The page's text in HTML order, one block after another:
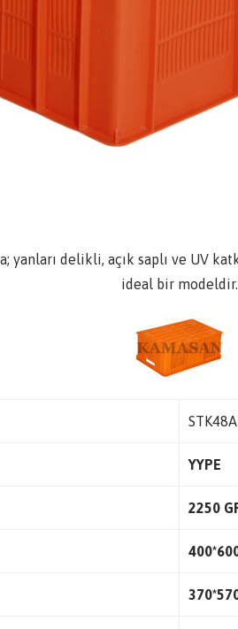
yanları delikli, açık saplı ve UV
ideal bir modeldir.
YYPE
2250